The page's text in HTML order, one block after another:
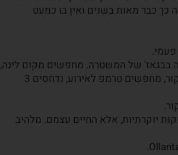
פעמי, שקורה כך כבר מאות בשנים ואין בו כמעט
בבגאז' של המשטרה. מחפשים מקום לינה,
והכל מלא, אז ישנים על כורסאות באחת המסעדנות, קופאים מקור, מחפשים טרמפ לאירוע, נדחסים 3
יוקרתיות, אלא החיים עצמם. מלהיב